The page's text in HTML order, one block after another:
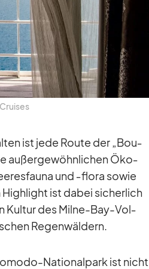
ist jede Route der „Bou­
au­ßer­ge­wöhn­li­chen Öko­
und ‑flora so­wie
ist da­bei si­cher­lich
Kul­tur des Milne-Bay-Vol­
Re­gen­wäl­dern.
Na­tio­nal­park ist nicht